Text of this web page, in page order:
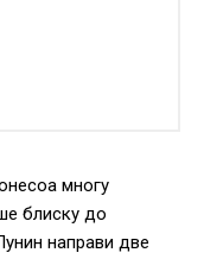
многу
блиску до
направи две